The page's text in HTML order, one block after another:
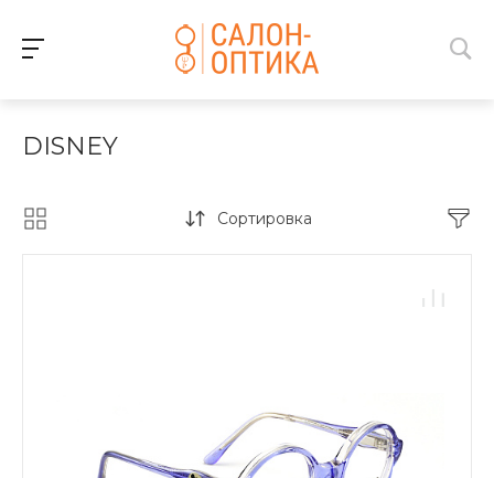
DISNEY
Сортировка